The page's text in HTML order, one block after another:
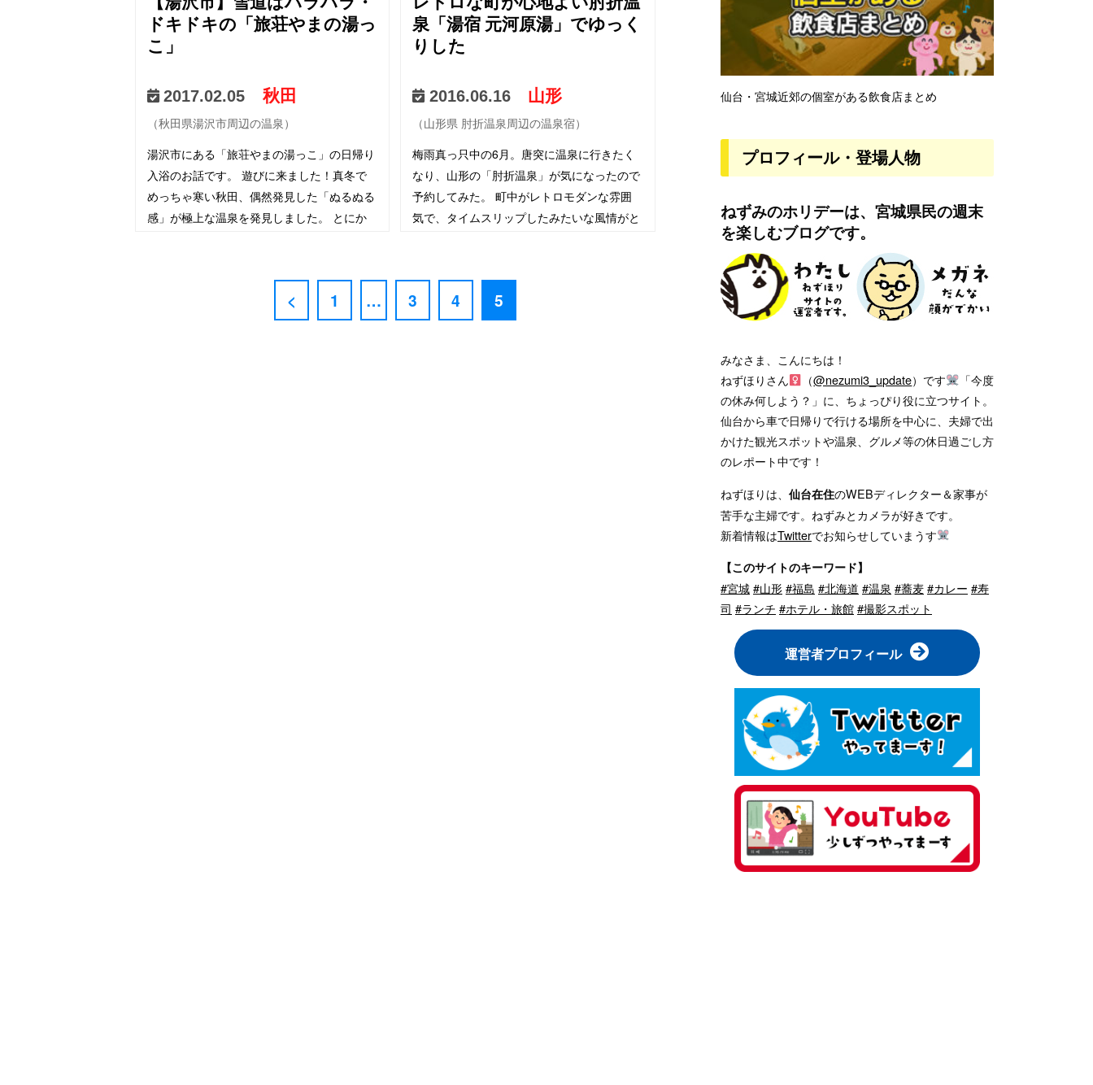
ドキドキの「旅荘やまの湯っ
こ」
2017.02.05 秋田
（秋田県湯沢市周辺の温泉）
湯沢市にある「旅荘やまの湯っこ」の日帰り
入浴のお話です。 遊びに来ました！真冬で
めっちゃ寒い秋田、偶然発見した「ぬるぬる
感」が極上な温泉を発見しました。 とにか
泉「湯宿 元河原湯」でゆっく
りした
2016.06.16 山形
（山形県 肘折温泉周辺の温泉宿）
梅雨真っ只中の6月。唐突に温泉に行きたく
なり、山形の「肘折温泉」が気になったので
予約してみた。 町中がレトロモダンな雰囲
気で、タイムスリップしたみたいな風情がと
< 1 … 3 4 5
仙台・宮城近郊の個室がある飲食店まとめ
プロフィール・登場人物
ねずみのホリデーは、宮城県民の週末
を楽しむブログです。
みなさま、こんにちは！
ねずほりさん
（@nezumi3_update）です
「今度
の休み何しよう？」に、ちょっぴり役に立つサイト。
仙台から車で日帰りで行ける場所を中心に、夫婦で出
かけた観光スポットや温泉、グルメ等の休日過ごし方
のレポート中です！
ねずほりは、 仙台在住のWEBディレクター＆家事が
苦手な主婦です。ねずみとカメラが好きです。
新着情報はTwitterでお知らせしていまうす
【このサイトのキーワード】
#宮城#山形#福島 #北海道 #温泉 #蕎麦#カレー #寿
司 #ランチ #ホテル・旅館#撮影スポット
運営者プロフィール